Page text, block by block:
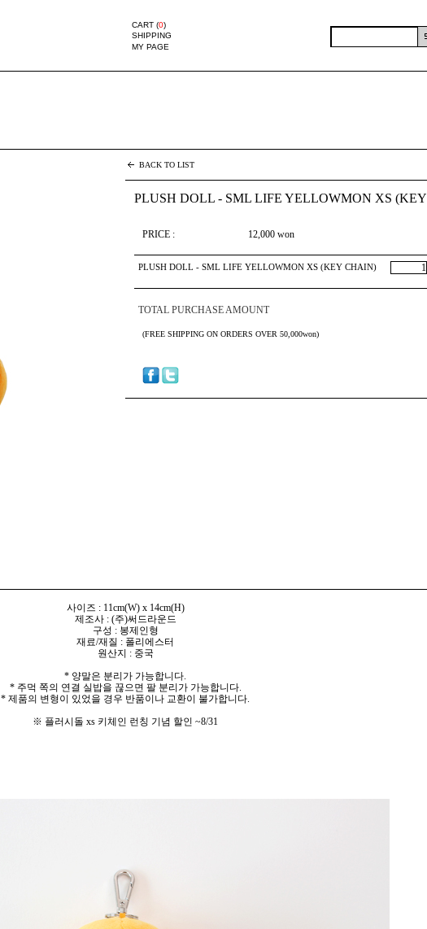
CART (0)
SHIPPING
MY PAGE
BACK TO LIST
PLUSH DOLL - SML LIFE YELLOWMON XS
PRICE : 12,000 won
PLUSH DOLL - SML LIFE YELLOWMON XS (KEY CHAIN)
TOTAL PURCHASE AMOUNT
(FREE SHIPPING ON ORDERS OVER 50,000won)
사이즈 : 11cm(W) x 14cm(H)
제조사 : (주)써드라운드
구성 : 봉제인형
재료/재질 : 폴리에스터
원산지 : 중국
* 양말은 분리가 가능합니다.
* 주먹 쪽의 연결 실밥을 끊으면 팔 분리가 가능합니다.
* 제품의 변형이 있었을 경우 반품이나 교환이 불가합니다.
※ 플러시돌 xs 키체인 런칭 기념 할인 ~8/31